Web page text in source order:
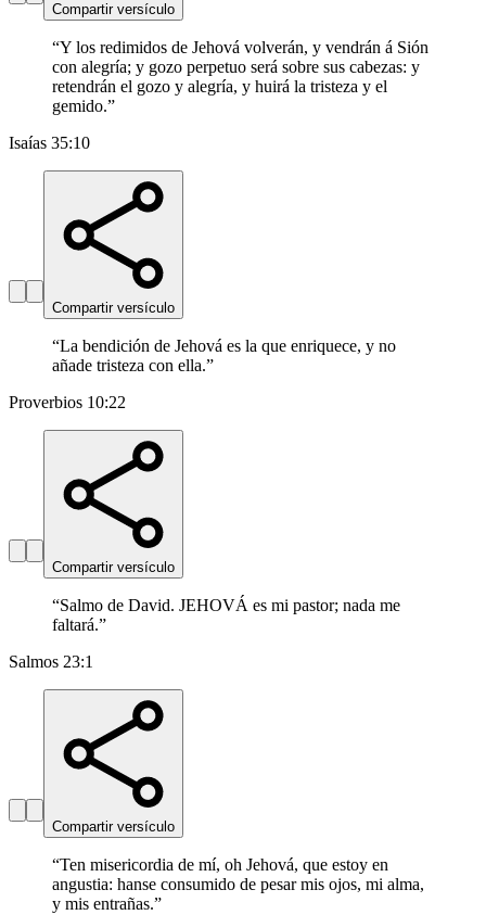
Compartir versículo
“Y los redimidos de Jehová volverán, y vendrán á Sión
con alegría; y gozo perpetuo será sobre sus cabezas: y
retendrán el gozo y alegría, y huirá la tristeza y el
gemido.”
Isaías 35:10
Compartir versículo
“La bendición de Jehová es la que enriquece, y no
añade tristeza con ella.”
Proverbios 10:22
Compartir versículo
“Salmo de David. JEHOVÁ es mi pastor; nada me
faltará.”
Salmos 23:1
Compartir versículo
“Ten misericordia de mí, oh Jehová, que estoy en
angustia: hanse consumido de pesar mis ojos, mi alma,
y mis entrañas.”